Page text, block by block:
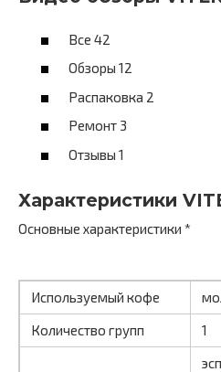
Все 42
Обзоры 12
Распаковка 2
Ремонт 3
Отзывы 1
Характеристики
Основные характеристики *
Используемый кофе
Количество групп
1